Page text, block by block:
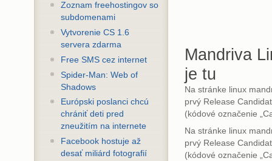
Zoznam freehostingov so
subdomenami
Vytvorenie CS 1.6
servera zdarma
Free SMS cez internet
Spider-Man: Web of
Shadows
Európski poslanci chcú
chrániť deti pred
zneužitím na internete
Facebook hostuje až
desať miliárd fotografií
Mandriva
je tu
Na stránke linux
prvý Release
(kódové označenie
Na stránke linux
prvý Release
(kódové označenie